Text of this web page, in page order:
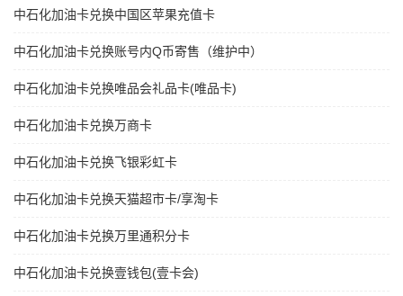
中石化加油卡兑换中国区苹果充值卡
中石化加油卡兑换账号内Q币寄售（维护中）
中石化加油卡兑换唯品会礼品卡(唯品卡)
中石化加油卡兑换万商卡
中石化加油卡兑换飞银彩虹卡
中石化加油卡兑换天猫超市卡/享淘卡
中石化加油卡兑换万里通积分卡
中石化加油卡兑换壹钱包(壹卡会)